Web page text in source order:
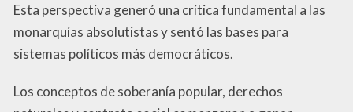
Esta perspectiva generó una crítica fundamental a las
monarquías absolutistas y sentó las bases para
sistemas políticos más democráticos.
Los conceptos de soberanía popular, derechos